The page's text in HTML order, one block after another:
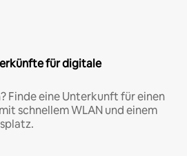
für digitale
Finde eine Unterkunft für einen
schnellem WLAN und einem